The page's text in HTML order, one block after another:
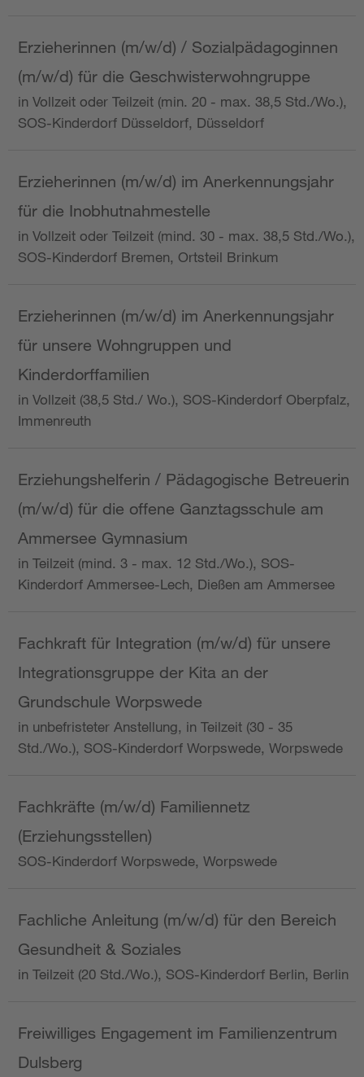
Erzieherinnen (m/w/d) / Sozialpädagoginnen
(m/w/d) für die Geschwisterwohngruppe
in Vollzeit oder Teilzeit (min. 20 - max. 38,5 Std./Wo.),
SOS-Kinderdorf Düsseldorf, Düsseldorf
Erzieherinnen (m/w/d) im Anerkennungsjahr
für die Inobhutnahmestelle
in Vollzeit oder Teilzeit (mind. 30 - max. 38,5 Std./Wo.),
SOS-Kinderdorf Bremen, Ortsteil Brinkum
Erzieherinnen (m/w/d) im Anerkennungsjahr
für unsere Wohngruppen und
Kinderdorffamilien
in Vollzeit (38,5 Std./ Wo.), SOS-Kinderdorf Oberpfalz,
Immenreuth
Erziehungshelferin / Pädagogische Betreuerin
(m/w/d) für die offene Ganztagsschule am
Ammersee Gymnasium
in Teilzeit (mind. 3 - max. 12 Std./Wo.), SOS-
Kinderdorf Ammersee-Lech, Dießen am Ammersee
Fachkraft für Integration (m/w/d) für unsere
Integrationsgruppe der Kita an der
Grundschule Worpswede
in unbefristeter Anstellung, in Teilzeit (30 - 35
Std./Wo.), SOS-Kinderdorf Worpswede, Worpswede
Fachkräfte (m/w/d) Familiennetz
(Erziehungsstellen)
SOS-Kinderdorf Worpswede, Worpswede
Fachliche Anleitung (m/w/d) für den Bereich
Gesundheit & Soziales
in Teilzeit (20 Std./Wo.), SOS-Kinderdorf Berlin, Berlin
Freiwilliges Engagement im Familienzentrum
Dulsberg